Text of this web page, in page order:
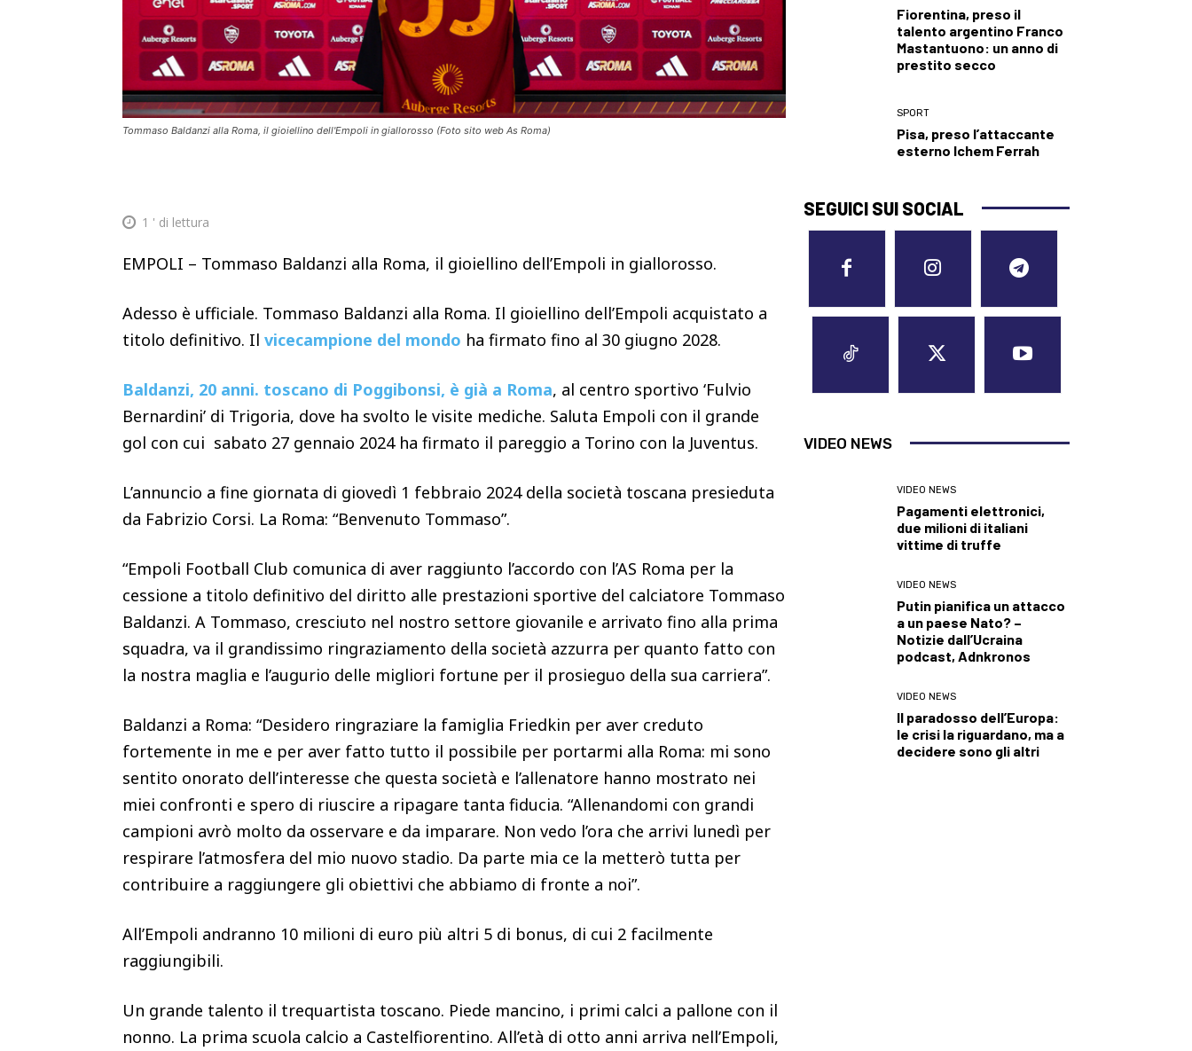
Tommaso Baldanzi alla Roma, il gioiellino dell'Empoli in giallorosso (Foto sito web As Roma)
1 ' di lettura
EMPOLI – Tommaso Baldanzi alla Roma, il gioiellino dell’Empoli in giallorosso.
Adesso è ufficiale. Tommaso Baldanzi alla Roma. Il gioiellino dell’Empoli acquistato a
titolo definitivo. Il vicecampione del mondo ha firmato fino al 30 giugno 2028.
Baldanzi, 20 anni. toscano di Poggibonsi, è già a Roma, al centro sportivo ‘Fulvio
Bernardini’ di Trigoria, dove ha svolto le visite mediche. Saluta Empoli con il grande
gol con cui sabato 27 gennaio 2024 ha firmato il pareggio a Torino con la Juventus.
L’annuncio a fine giornata di giovedì 1 febbraio 2024 della società toscana presieduta
da Fabrizio Corsi. La Roma: “Benvenuto Tommaso”.
“Empoli Football Club comunica di aver raggiunto l’accordo con l’AS Roma per la
cessione a titolo definitivo del diritto alle prestazioni sportive del calciatore Tommaso
Baldanzi. A Tommaso, cresciuto nel nostro settore giovanile e arrivato fino alla prima
squadra, va il grandissimo ringraziamento della società azzurra per quanto fatto con
la nostra maglia e l’augurio delle migliori fortune per il prosieguo della sua carriera”.
Baldanzi a Roma: “Desidero ringraziare la famiglia Friedkin per aver creduto
fortemente in me e per aver fatto tutto il possibile per portarmi alla Roma: mi sono
sentito onorato dell’interesse che questa società e l’allenatore hanno mostrato nei
miei confronti e spero di riuscire a ripagare tanta fiducia. “Allenandomi con grandi
campioni avrò molto da osservare e da imparare. Non vedo l’ora che arrivi lunedì per
respirare l’atmosfera del mio nuovo stadio. Da parte mia ce la metterò tutta per
contribuire a raggiungere gli obiettivi che abbiamo di fronte a noi”.
All’Empoli andranno 10 milioni di euro più altri 5 di bonus, di cui 2 facilmente
raggiungibili.
Un grande talento il trequartista toscano. Piede mancino, i primi calci a pallone con il
nonno. La prima scuola calcio a Castelfiorentino. All’età di otto anni arriva nell’Empoli,
Fiorentina, preso il
talento argentino Franco
Mastantuono: un anno di
prestito secco
SPORT
Pisa, preso l’attaccante
esterno Ichem Ferrah
SEGUICI SUI SOCIAL
VIDEO NEWS
VIDEO NEWS
Pagamenti elettronici,
due milioni di italiani
vittime di truffe
VIDEO NEWS
Putin pianifica un attacco
a un paese Nato? –
Notizie dall’Ucraina
podcast, Adnkronos
VIDEO NEWS
Il paradosso dell’Europa:
le crisi la riguardano, ma a
decidere sono gli altri